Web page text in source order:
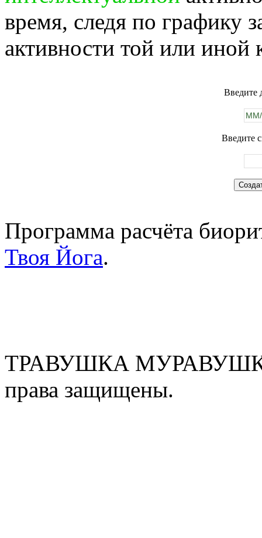
время, следя по графику
активности той или иной
Введите
Введите
Программа расчёта
Твоя Йога.
ТРАВУШКА
права защищены.